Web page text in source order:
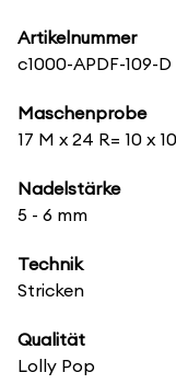
Artikelnummer
c1000-APDF-109-D
Maschenprobe
17 M x 24 R= 10 x
Nadelstärke
5 - 6 mm
Technik
Stricken
Qualität
Lolly Pop